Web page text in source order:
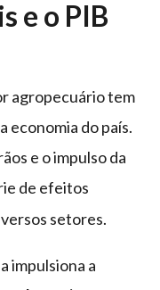
e o PIB
agropecuário tem
economia do país.
e o impulso da
de efeitos
setores.
impulsiona a